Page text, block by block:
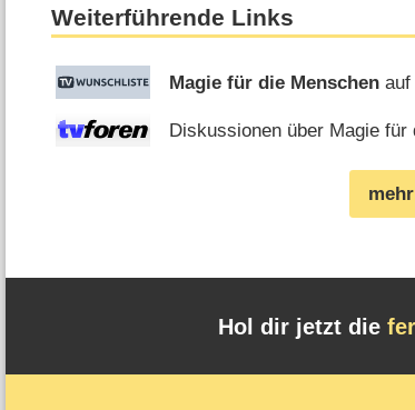
Weiterführende Links
Magie für die Menschen auf
Diskussionen über Magie
Hol dir jetzt die